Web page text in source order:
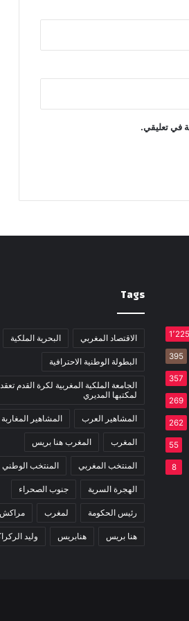
في تعليقي.
1٬225
395
357
269
262
55
8
Tags
الاقتصاد المغربي البحرية الملكية
البطولة الوطنية الاحترافية
الجامعة الملكية المغربية لكرة القدم
لمكتبها المديري
المشاهير العرب المشاهير المغاربة
المغرب المغرب هنا بريس
المنتخب المغربي المنتخب الوطني
الهجرة السرية جنوب الصحراء
رئيس الحكومة لمغرب مراكش
هنا بريس هنابريس وليد